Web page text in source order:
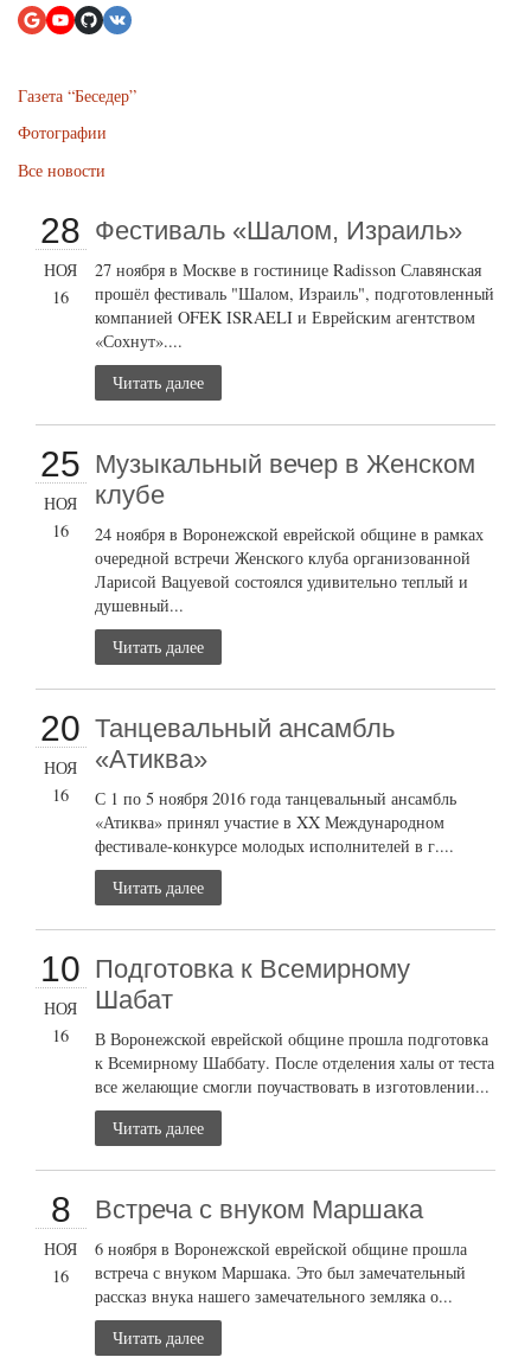
Газета “Беседер”
Фотографии
Все новости
28
НОЯ
16
Фестиваль «Шалом, Израиль»
27 ноября в Москве в гостинице Radisson Славянская
прошёл фестиваль "Шалом, Израиль", подготовленный
компанией OFEK ISRAELI и Еврейским агентством
«Сохнут»....
Читать далее
25
НОЯ
16
Музыкальный вечер в Женском
клубе
24 ноября в Воронежской еврейской общине в рамках
очередной встречи Женского клуба организованной
Ларисой Вацуевой состоялся удивительно теплый и
душевный...
Читать далее
20
НОЯ
16
Танцевальный ансамбль
«Атиква»
С 1 по 5 ноября 2016 года танцевальный ансамбль
«Атиква» принял участие в XX Международном
фестивале-конкурсе молодых исполнителей в г....
Читать далее
10
НОЯ
16
Подготовка к Всемирному
Шабат
В Воронежской еврейской общине прошла подготовка
к Всемирному Шаббату. После отделения халы от теста
все желающие смогли поучаствовать в изготовлении...
Читать далее
8
НОЯ
16
Встреча с внуком Маршака
6 ноября в Воронежской еврейской общине прошла
встреча с внуком Маршака. Это был замечательный
рассказ внука нашего замечательного земляка о...
Читать далее